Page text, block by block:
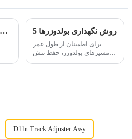
مدیریت چالش های بیل مکانیکی در دمای بالا در ساخت و ساز تابستانی 5 روش نگهداری بولدوزرها
برای اطمینان از طول عمر
مسیرهای بولدوزر، حفظ تنش
D11n Track Adjuster Assy